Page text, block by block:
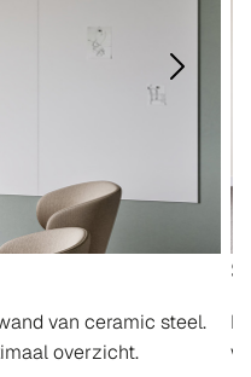
van ceramic steel.
overzicht.